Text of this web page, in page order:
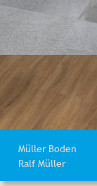
Müller Boden
Ralf Müller